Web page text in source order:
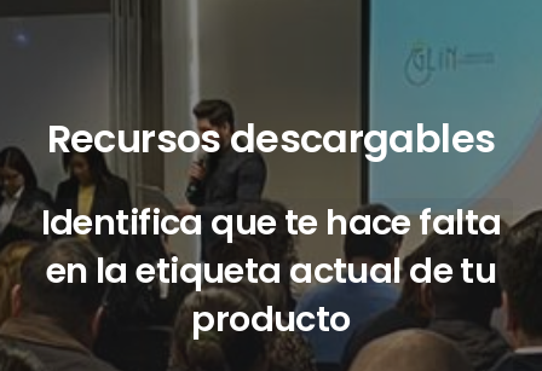
Recursos descargables
Identifica que te hace falta
en la etiqueta actual de tu
producto